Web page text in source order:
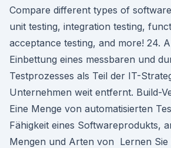
Compare different types of
unit testing, integration testing,
acceptance testing, and more! 24.
Einbettung eines messbaren und
Testprozesses als Teil der IT-
Unternehmen weit entfernt. Build-
Eine Menge von automatisierten
Fähigkeit eines Softwareprodukts,
Mengen und Arten von Lernen Sie